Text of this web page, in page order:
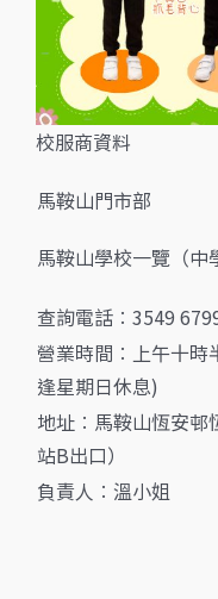
校服商資料
馬鞍山門市部
馬鞍山學校一覽（中
查詢電話︰3549
營業時間︰上午十時
逢星期日休息)
地址︰ 馬鞍山恆安邨
站B出口）
負責人︰溫小姐